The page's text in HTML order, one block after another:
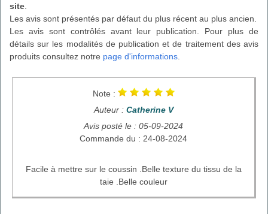
site.
Les avis sont présentés par défaut du plus récent au plus ancien.
Les avis sont contrôlés avant leur publication. Pour plus de
détails sur les modalités de publication et de traitement des avis
produits consultez notre page d'informations.
Note :
Auteur : Catherine V
Avis posté le : 05-09-2024
Commande du : 24-08-2024
Facile à mettre sur le coussin .Belle texture du tissu de la
taie .Belle couleur